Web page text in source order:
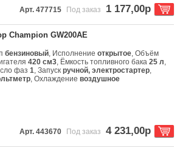
Арт. 477715 Под заказ 1 177,00р
Champion GW200AE
бензиновый, Исполнениеоткрытое, Объём
420 см3, Ёмкость топливного бака25 л,
фаз1, Запускручной, электростартер,
, Охлаждениевоздушное
Арт. 443670 Под заказ 4 231,00р